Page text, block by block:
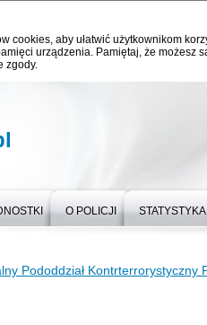
cookies, aby ułatwić użytkownikom
urządzenia. Pamiętaj, że możesz
zgody.
O POLICJI STATYSTYKA
Pododdział Kontrterrorystyczny